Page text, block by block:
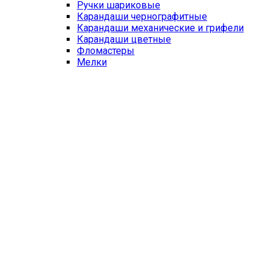
Ручки шариковые
Карандаши чернографитные
Карандаши механические и грифели
Карандаши цветные
Фломастеры
Мелки